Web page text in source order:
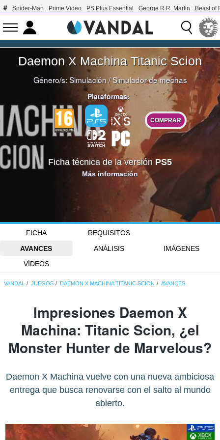
Spider-Man Prime Video PS Plus Essential George R.R. Martin Beast of
Daemon X Machina Titanic Scion
Género/s:Simulación/Simulador de mechas
Plataformas:
COMPRAR
Ficha técnica de la versión PS5
Más información
FICHA
REQUISITOS
AVANCES
ANÁLISIS
IMÁGENES
VÍDEOS
VANDAL JUEGOS DAEMON X MACHINA TITANIC SCION AVANCES
Impresiones Daemon X
Machina: Titanic Scion, ¿el
Monster Hunter de Marvelous?
Daemon X Machina vuelve con una nueva ambiciosa
entrega que busca renovarse con el salto al mundo
abierto.